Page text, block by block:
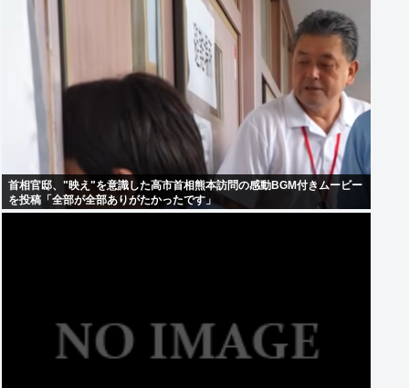
首相官邸、"映え"を意識した高市首相熊本訪問の感動BGM付きムービー
を投稿「全部が全部ありがたかったです」